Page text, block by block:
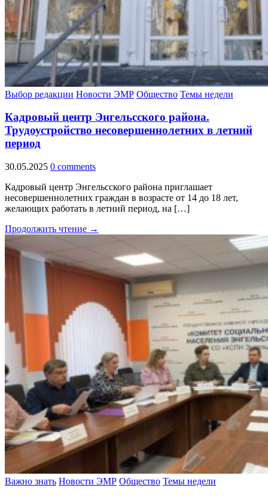
Выбор редакции Новости ЭМР Общество Темы недели
Кадровый центр Энгельсского района.
Трудоустройство несовершеннолетних в летний
период
30.05.2025 0 comments
Кадровый центр Энгельсского района приглашает
несовершеннолетних граждан в возрасте от 14 до 18 лет,
желающих работать в летний период, на […]
Продолжить чтение →
Важно знать Новости ЭМР Общество Темы недели